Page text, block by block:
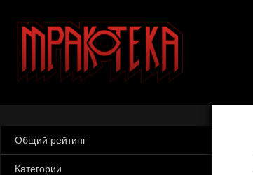
Общий рейтинг
Категории